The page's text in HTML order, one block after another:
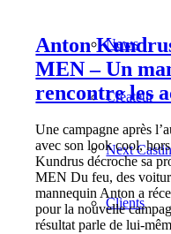
News
Créateur
Next
Clients
Anton
MEN – Un
rencontre les
Une campagne après
avec son look cool,
Kundrus décroche sa
MEN Du feu, des
mannequin Anton a
pour la nouvelle
résultat parle de lui-